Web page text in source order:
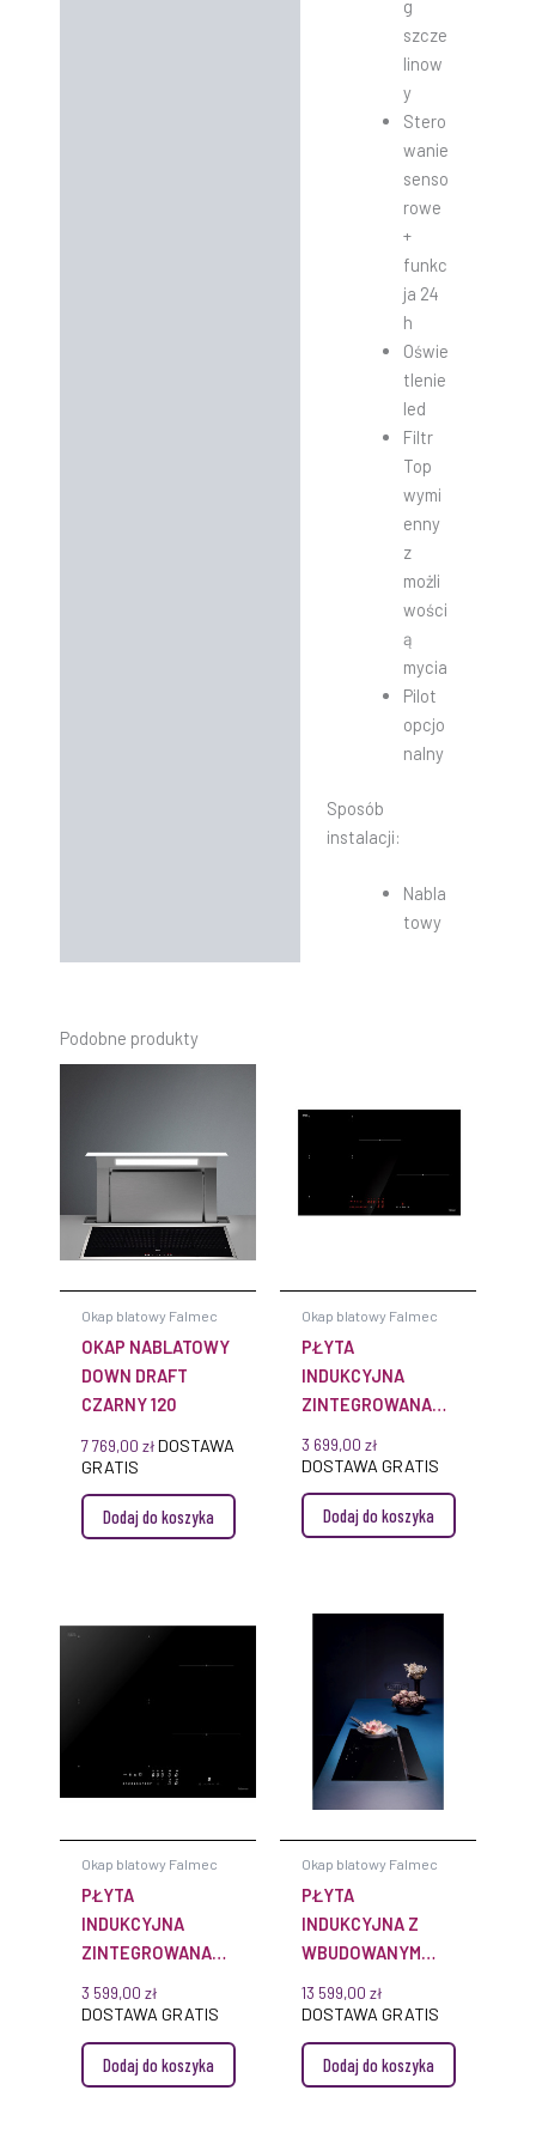
g
szcze
linow
y
Stero
wanie
senso
rowe
+
funkc
ja 24
h
Oświe
tlenie
led
Filtr
Top
wymi
enny
z
możli
wości
ą
mycia
Pilot
opcjo
nalny
Sposób
instalacji:
Nabla
towy
Podobne produkty
Okap blatowy Falmec
OKAP NABLATOWY
DOWN DRAFT
CZARNY 120
7 769,00 zł DOSTAWA
GRATIS
Dodaj do koszyka
Okap blatowy Falmec
PŁYTA
INDUKCYJNA
ZINTEGROWANA
CZARNY POŁYSK 4
POLA ZE
STEROWANIEM
3 699,00 zł
DOSTAWA GRATIS
Dodaj do koszyka
Okap blatowy Falmec
PŁYTA
INDUKCYJNA
ZINTEGROWANA
CZARNA MATOWA
STREFY ŁĄCZONE
ZE STEROWANIEM
3 599,00 zł
DOSTAWA GRATIS
Dodaj do koszyka
Okap blatowy Falmec
PŁYTA
INDUKCYJNA Z
WBUDOWANYM
FALMEC BRERA 90
CM CZARNA
MATOWA STREFY
13 599,00 zł
DOSTAWA GRATIS
Dodaj do koszyka